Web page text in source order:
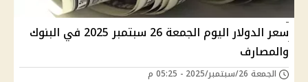
سعر الدولار اليوم الجمعة 26 سبتمبر 2025 في البنوك
والمصارف
الجمعة 26/سبتمبر/2025 - 05:25 م